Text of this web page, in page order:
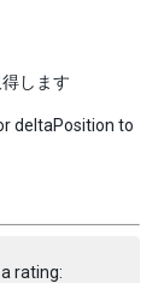
します
deltaPosition to
rating: